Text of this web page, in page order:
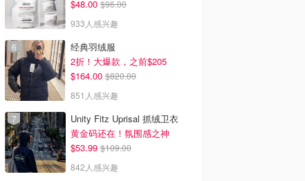
$48.00 $96.00
933人感兴趣
经典羽绒服
2折！大爆款，之前$205
$164.00 $820.00
851人感兴趣
Unity Fitz Uprisal 抓绒卫衣
黄金码还在！氛围感之神
$53.99 $109.00
842人感兴趣